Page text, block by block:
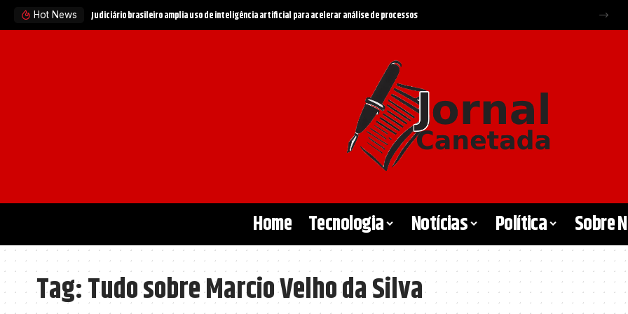
Hot News Judiciário brasileiro amplia uso de inteligência artificial para acelerar análise de processos
Home Tecnologia Notícias Política Sobre
Tag:Tudo sobre Marcio Velho da Silva